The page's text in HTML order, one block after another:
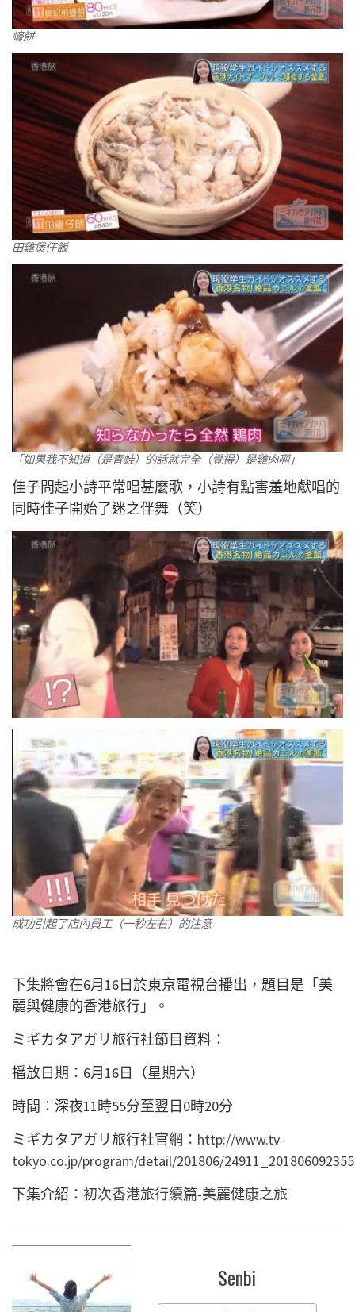
蠔餅
田雞煲仔飯
「如果我不知道（是青蛙）的話就完全（覺得）是雞肉啊」
佳子問起小詩平常唱甚麼歌，小詩有點害羞地獻唱的
同時佳子開始了迷之伴舞（笑）
成功引起了店內員工（一秒左右）的注意
下集將會在6月16日於東京電視台播出，題目是「美
麗與健康的香港旅行」。
ミギカタアガリ旅行社節目資料：
播放日期：6月16日（星期六）
時間：深夜11時55分至翌日0時20分
ミギカタアガリ旅行社官網： http://www.tv-
tokyo.co.jp/program/detail/201806/
下集介紹： 初次香港旅行續篇-美麗健康之旅
Senbi